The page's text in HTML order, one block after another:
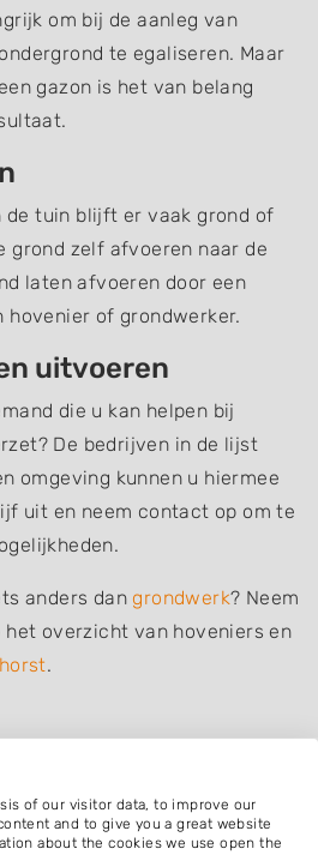
om bij de aanleg van
te egaliseren. Maar
gazon is het van belang
de tuin blijft er vaak grond of
grond zelf afvoeren naar de
laten afvoeren door een
hovenier of grondwerker.
uitvoeren
die u kan helpen bij
De bedrijven in de lijst
omgeving kunnen u hiermee
uit en neem contact op om te
anders dangrondwerk? Neem
het overzicht van hoveniers en
.
of our visitor data, to improve our
and to give you a great website
about the cookies we use open the